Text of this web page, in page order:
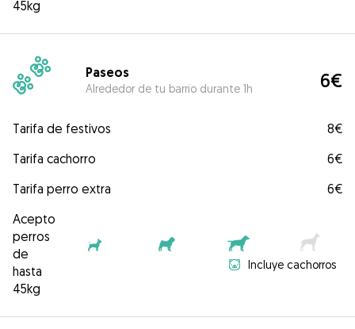
45kg
Paseos
Alrededor de tu barrio durante 1h 6€
Tarifa de festivos
8€
Tarifa cachorro
6€
Tarifa perro extra
6€
Acepto
perros
de
hasta
45kg
Incluye cachorros